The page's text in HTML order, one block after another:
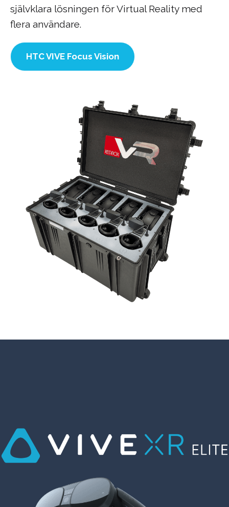
självklara lösningen för Virtual Reality med
flera användare.
HTC VIVE Focus Vision